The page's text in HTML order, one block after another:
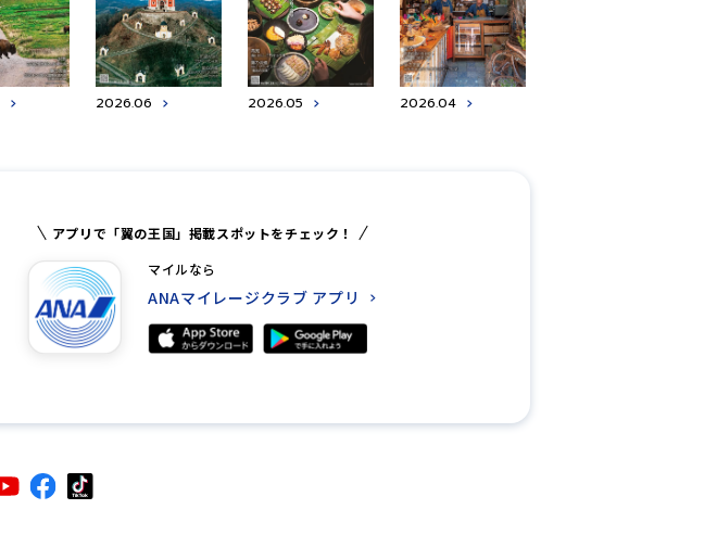
2026.06 2026.05 2026.04
アプリで「翼の王国」掲載スポットをチェック！
マイルなら
ANAマイレージクラブ アプリ